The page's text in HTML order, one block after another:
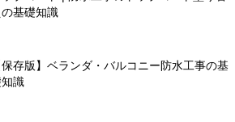
の基礎知識
保存版】ベランダ・バルコニー防水工事の基
識